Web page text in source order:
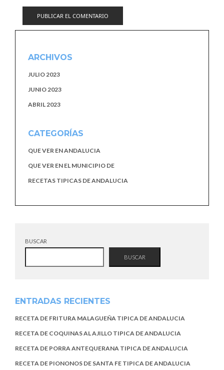
ARCHIVOS
JULIO 2023
JUNIO 2023
ABRIL 2023
CATEGORÍAS
QUE VER EN ANDALUCIA
QUE VER EN EL MUNICIPIO DE
RECETAS TIPICAS DE ANDALUCIA
BUSCAR
BUSCAR
ENTRADAS RECIENTES
RECETA DE FRITURA MALAGUEÑA TIPICA DE ANDALUCIA
RECETA DE COQUINAS AL AJILLO TIPICA DE ANDALUCIA
RECETA DE PORRA ANTEQUERANA TIPICA DE ANDALUCIA
RECETA DE PIONONOS DE SANTA FE TIPICA DE ANDALUCIA